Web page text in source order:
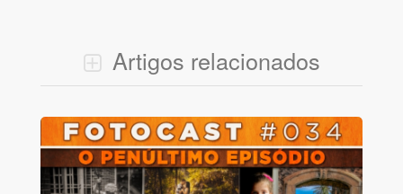
Artigos relacionados